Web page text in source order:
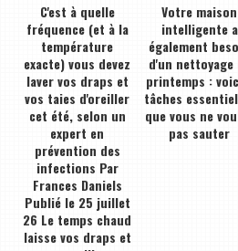
C'est à quelle
fréquence (et à la
température
exacte) vous devez
laver vos draps et
vos taies d'oreiller
cet été, selon un
expert en
prévention des
infections Par
Frances Daniels
Publié le 25 juillet
26 Le temps chaud
laisse vos draps et
Votre maison
intelligente a
également
d'un nettoyage
printemps :
tâches
que vous ne
pas sauter